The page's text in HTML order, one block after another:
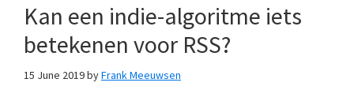
Kan een indie-algoritme iets
betekenen voor RSS?
15 June 2019byFrank Meeuwsen